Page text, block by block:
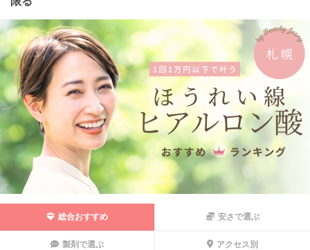
総合おすすめ 安さで選ぶ
製剤で選ぶ アクセス別